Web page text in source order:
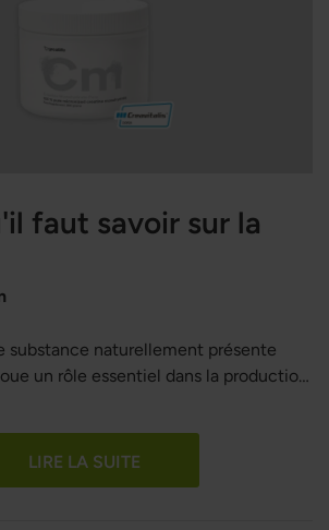
faut savoir sur la
substance naturellement présente
un rôle essentiel dans la production
dans les mouvements rapides
en fait un complément prisé des
LIRE LA SUITE